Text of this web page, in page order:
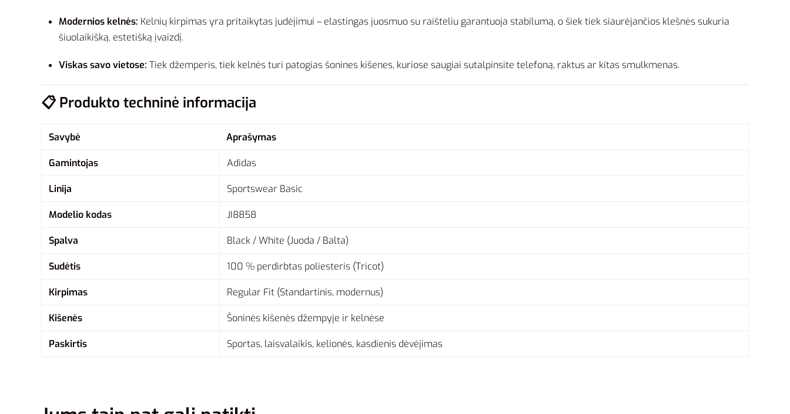
Modernios kelnės: Kelnių kirpimas yra pritaikytas judėjimui – elastingas juosmuo su raišteliu garantuoja stabilumą, o šiek tiek siaurėjančios klešnės sukuria
šiuolaikišką, estetišką įvaizdį.
Viskas savo vietose: Tiek džemperis, tiek kelnės turi patogias šonines kišenes, kuriose saugiai sutalpinsite telefoną, raktus ar kitas smulkmenas.
📋 Produkto techninė informacija
Savybė Aprašymas
Gamintojas Adidas
Linija Sportswear Basic
Modelio kodas JI8858
Spalva Black / White (Juoda / Balta)
Sudėtis 100 % perdirbtas poliesteris (Tricot)
Kirpimas Regular Fit (Standartinis, modernus)
Kišenės Šoninės kišenės džempyje ir kelnėse
Paskirtis Sportas, laisvalaikis, kelionės, kasdienis dėvėjimas